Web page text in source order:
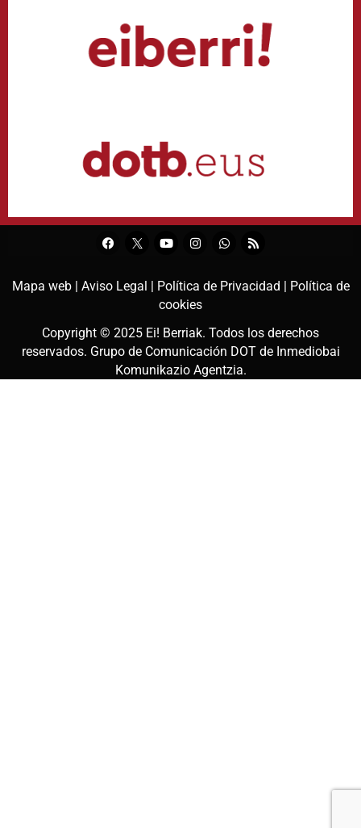
Mapa web | Aviso Legal | Política de Privacidad | Política de
cookies
Copyright © 2025 Ei! Berriak. Todos los derechos
reservados. Grupo de Comunicación DOT de Inmediobai
Komunikazio Agentzia.